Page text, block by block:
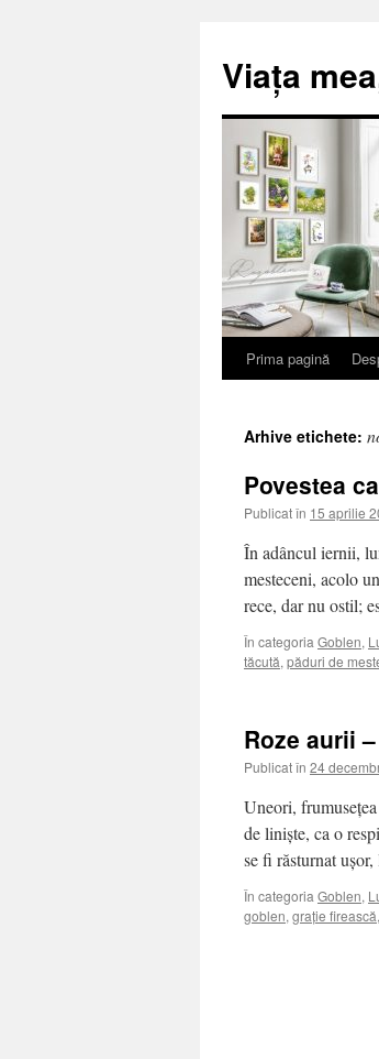
Viața
Sari
conținut
Prima pagină
Arhive etichete:
Povestea
Publicat în 15 aprilie
În adâncul iernii,
mesteceni, acolo
rece, dar nu ostil;
În categoria Goblen,
tăcută, păduri de
Roze aurii
Publicat în 24
Uneori,
de liniște, ca o
se fi răsturnat
În categoria Goblen,
goblen, grație firească,